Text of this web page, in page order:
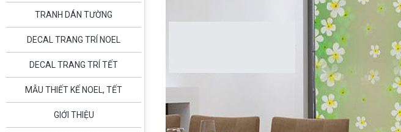
TRANH DÁN TƯỜNG
DECAL TRANG TRÍ NOEL
DECAL TRANG TRÍ TẾT
MẪU THIẾT KẾ NOEL, TẾT
GIỚI THIỆU